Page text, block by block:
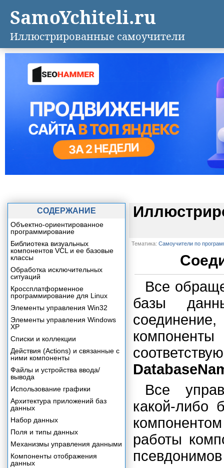
Тематика: Самоучители по
Все
базы
Все
какой-либо
работы
СОДЕРЖАНИЕ
Объектно-ориентированное
программирование
Библиотека визуальных
компонентов VCL и ее базовые
классы
Обработка исключительных
ситуаций
Кроссплатформенное
программирование для Linux
Элементы управления Win32
Элементы управления Windows
XP
Списки и коллекции
Действия (Actions) и связанные с
ними компоненты
Файлы и устройства ввода/
вывода
Использование графики
Архитектура приложений баз
данных
Набор данных
Поля и типы данных
Механизмы управления данными
Компоненты отображения
данных
SamoYchiteli.ru
Иллюстрированные самоучители